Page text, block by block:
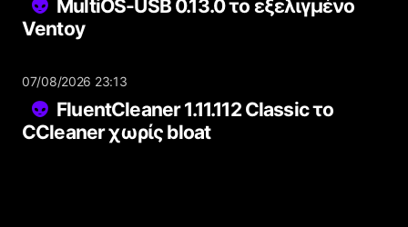
MultiOS-USB 0.13.0 το εξελιγμένο
Ventoy
07/08/2026 23:13
FluentCleaner 1.11.112 Classic το
CCleaner χωρίς bloat